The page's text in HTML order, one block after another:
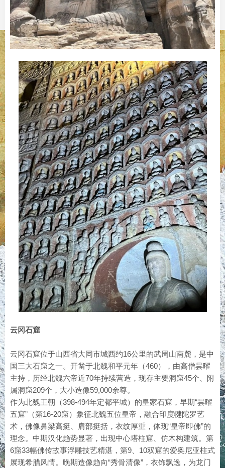
云冈石窟
云冈石窟位于山西省大同市城西约16公里的武周山南麓，是中
国三大石窟之一。开凿于北魏和平元年（460），由高僧昙曜
主持，历经北魏六帝近70年持续营造，现存主要洞窟45个、附
属洞窟209个，大小造像59,000余尊。
作为北魏王朝（398-494年定都平城）的皇家石窟，早期“昙曜
五窟”（第16-20窟）象征北魏五位皇帝，融合印度犍陀罗艺
术，佛像鼻梁高挺、肩部挺括，衣纹厚重，体现“皇帝即佛”的
理念。‌中期汉化趋势显著，出现中心塔柱窟、仿木构建筑。第
6窟33幅佛传故事浮雕技艺精湛，第9、10双窟的爱奥尼亚柱式
展现希腊风情。‌晚期造像趋向“秀骨清像”，衣饰飘逸，为龙门